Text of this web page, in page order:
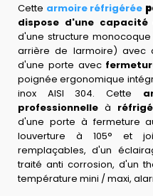
Cette armoire réfrigérée
dispose d'une
d'une structure monocoque
arrière de larmoire) avec
d'une porte avec
poignée ergonomique
inox AISI 304. Cette
professionnelle à
d'une porte à fermeture
louverture à 105° et
remplaçables, d'un
traité anti corrosion, d'un
température mini / maxi,